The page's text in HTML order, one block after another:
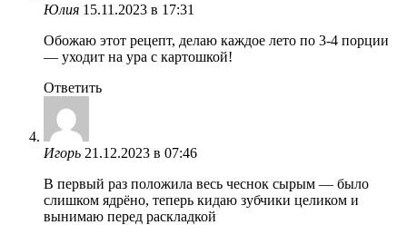
Юлия 15.11.2023 в 17:31
Обожаю этот рецепт, делаю каждое лето по 3-4 порции
— уходит на ура с картошкой!
Ответить
Игорь 21.12.2023 в 07:46
В первый раз положила весь чеснок сырым — было
слишком ядрёно, теперь кидаю зубчики целиком и
вынимаю перед раскладкой